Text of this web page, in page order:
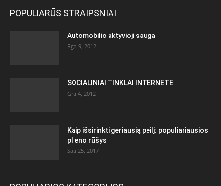
POPULIARŪS STRAIPSNIAI
Automobilio aktyvioji sauga
Rgp 9, 2012
SOCIALINIAI TINKLAI INTERNETE
Gru 4, 2012
Kaip išsirinkti geriausią peilį: populiariausios
plieno rūšys
Sau 25, 2017